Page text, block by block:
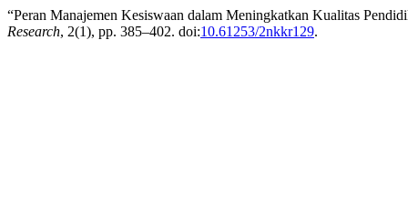
“Peran Manajemen Kesiswaan dalam Meningkatkan Kualitas
Research, 2(1), pp. 385–402. doi:10.61253/2nkkr129.